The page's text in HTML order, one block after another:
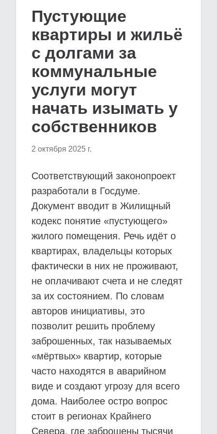
Пустующие
квартиры и жильё
с долгами за
коммунальные
услуги могут
начать изымать у
собственников
2 октября 2025 г.
Соответствующий законопроект
разработали в Госдуме.
Документ вводит в Жилищный
кодекс понятие «пустующего»
жилого помещения. Речь идёт о
квартирах, владельцы которых
фактически в них не проживают,
не оплачивают счета и не следят
за их состоянием. По словам
авторов инициативы, это
позволит решить проблему
заброшенных, так называемых
«мёртвых» квартир, которые
часто находятся в аварийном
виде и создают угрозу для всего
дома. Наиболее остро вопрос
стоит в регионах Крайнего
Севера, где заброшены тысячи